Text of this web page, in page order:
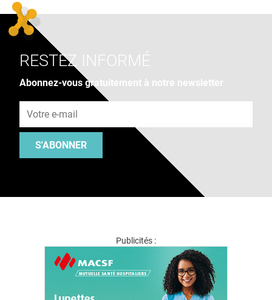
RESTEZ INFORMÉ
Abonnez-vous gratuitement à notre newsletter
S'ABONNER
Publicités :